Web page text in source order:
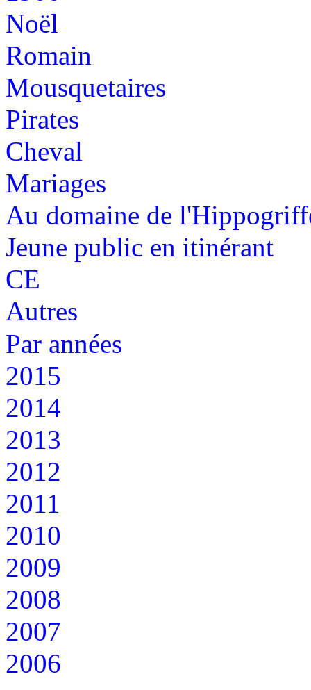
Noël
Romain
Mousquetaires
Pirates
Cheval
Mariages
Au domaine de
Jeune public en itinérant
CE
Autres
Par années
2015
2014
2013
2012
2011
2010
2009
2008
2007
2006